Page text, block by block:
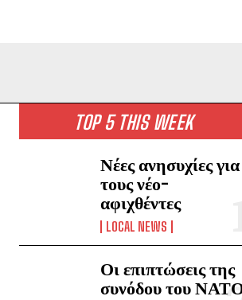
TOP 5 THIS WEEK
Νέες ανησυχίες για
τους νέο-
αφιχθέντες
LOCAL NEWS
Οι επιπτώσεις της
συνόδου του